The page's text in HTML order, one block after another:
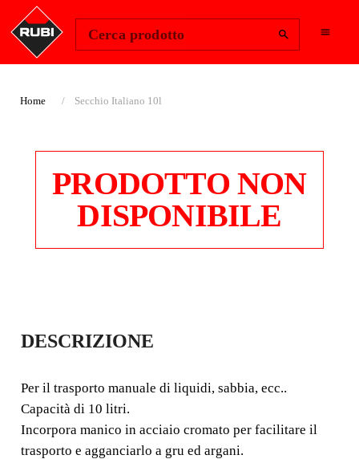
Cerca prodotto
Home Secchio Italiano 10l
PRODOTTO NON
DISPONIBILE
SECCHIO ITALIANO
10L
Per il trasporto manuale di liquidi, sabbia, ecc.. Capacità
di 10 litri. Incorpora manico in acciaio cromato per
facilitare il trasporto e agganciarlo a gru ed argani.
DESCRIZIONE
Per il trasporto manuale di liquidi, sabbia, ecc..
Capacità di 10 litri.
Incorpora manico in acciaio cromato per facilitare il
trasporto e agganciarlo a gru ed argani.